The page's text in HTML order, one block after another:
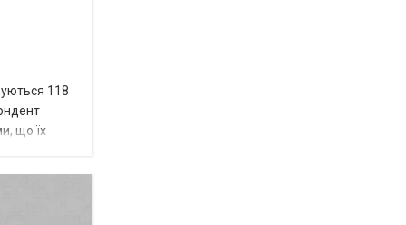
118
що їх